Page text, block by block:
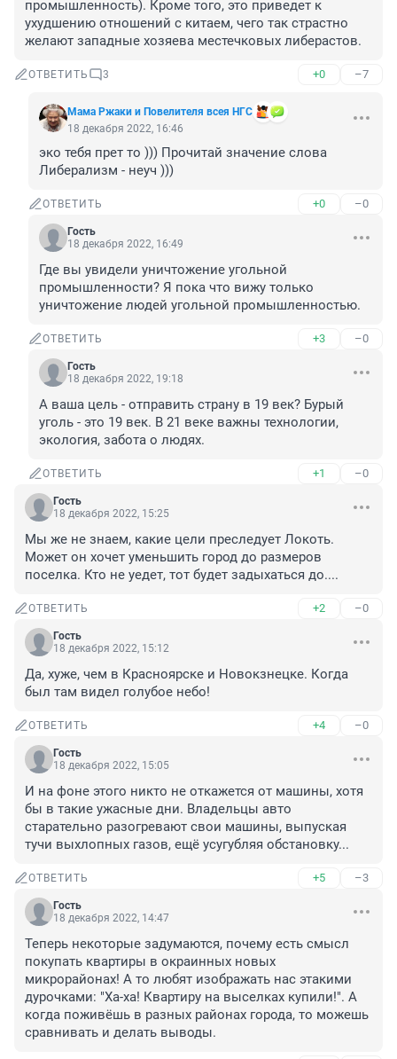
промышленность). Кроме того, это приведет к
ухудшению отношений с китаем, чего так страстно
желают западные хозяева местечковых либерастов.
ОТВЕТИТЬ 3 +0 –7
Мама Ржаки и Повелителя всея НГС
18 декабря 2022, 16:46
эко тебя прет то ))) Прочитай значение слова
Либерализм - неуч )))
ОТВЕТИТЬ +0 –0
Гость
18 декабря 2022, 16:49
Где вы увидели уничтожение угольной
промышленности? Я пока что вижу только
уничтожение людей угольной промышленностью.
ОТВЕТИТЬ +3 –0
Гость
18 декабря 2022, 19:18
А ваша цель - отправить страну в 19 век? Бурый
уголь - это 19 век. В 21 веке важны технологии,
экология, забота о людях.
ОТВЕТИТЬ +1 –0
Гость
18 декабря 2022, 15:25
Мы же не знаем, какие цели преследует Локоть.
Может он хочет уменьшить город до размеров
поселка. Кто не уедет, тот будет задыхаться до....
ОТВЕТИТЬ +2 –0
Гость
18 декабря 2022, 15:12
Да, хуже, чем в Красноярске и Новокзнецке. Когда
был там видел голубое небо!
ОТВЕТИТЬ +4 –0
Гость
18 декабря 2022, 15:05
И на фоне этого никто не откажется от машины, хотя
бы в такие ужасные дни. Владельцы авто
старательно разогревают свои машины, выпуская
тучи выхлопных газов, ещё усугубляя обстановку...
ОТВЕТИТЬ +5 –3
Гость
18 декабря 2022, 14:47
Теперь некоторые задумаются, почему есть смысл
покупать квартиры в окраинных новых
микрорайонах! А то любят изображать нас этакими
дурочками: "Ха-ха! Квартиру на выселках купили!". А
когда поживёшь в разных районах города, то можешь
сравнивать и делать выводы.